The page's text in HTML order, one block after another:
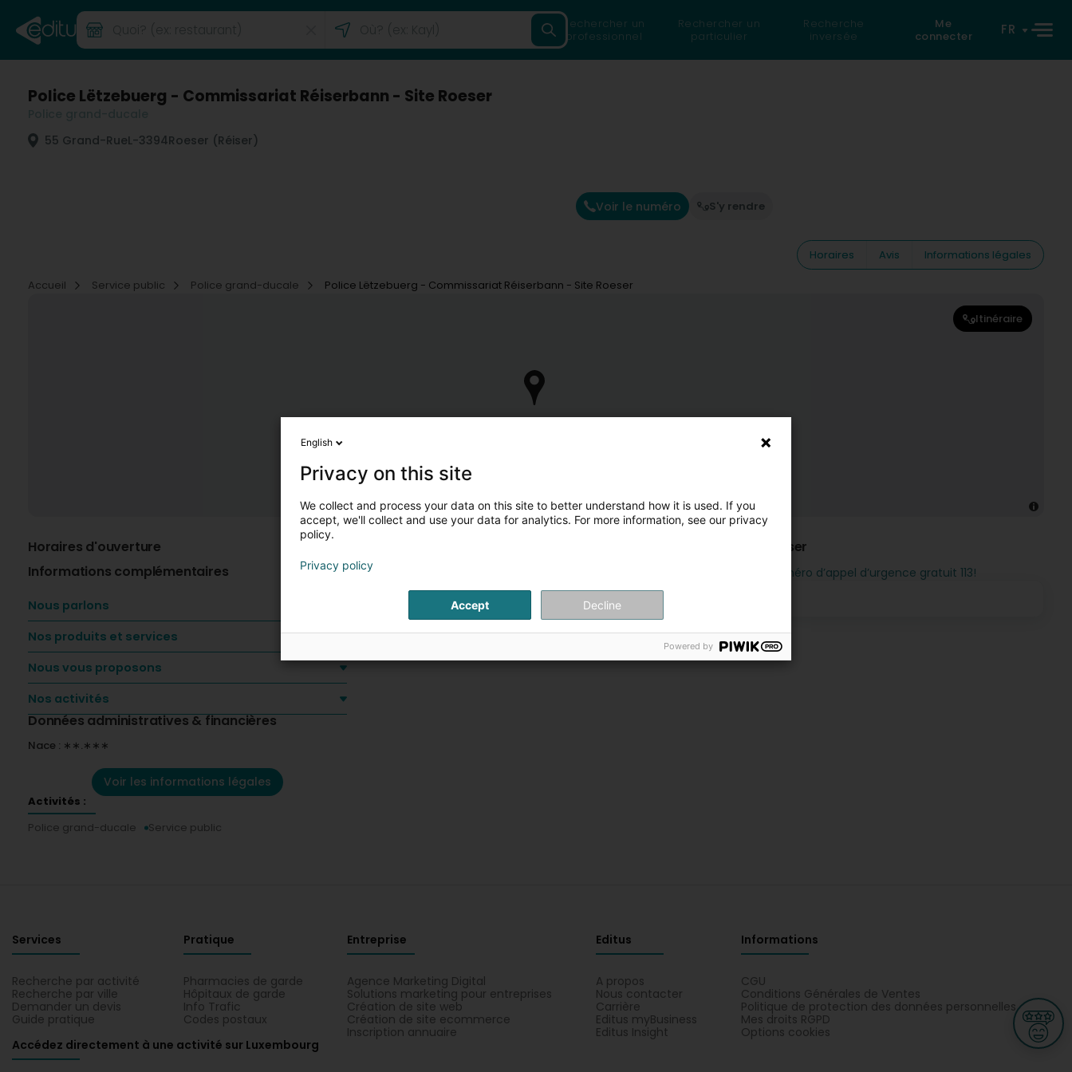
Rechercher un
professionnel
Rechercher un
particulier
Recherche
inversée
Me
connecter
FR
Police Lëtzebuerg - Commissariat Réiserbann - Site Roeser
55 Grand-RueL-3394Roeser (Réiser)
Voir le numéro S'y rendre
Horaires Avis
Informations légales
Accueil
Service public Police grand-ducale Police Lëtzebuerg - Commissariat Réiserbann - Site Roeser
Itinéraire
Horaires d'ouverture
Informations complémentaires
Nous parlons
Nos produits et services
Nous vous proposons
Nos activités
Données administratives & financières
Nace : ∗∗.∗∗∗
Voir les informations légales
A propos de Police Lëtzebuerg - Commissariat Réiserbann - Site Roeser
En cas d’urgence, de danger ou de menace, contactez immédiatement le numéro d’appel d’urgence gratuit 113!
Activités :
Police grand-ducale
Service public
Services
Recherche par activité
Recherche par ville
Demander un devis
Guide pratique
Pratique
Pharmacies de garde
Hôpitaux de garde
Info Trafic
Codes postaux
Entreprise
Agence Marketing Digital
Solutions marketing pour entreprises
Création de site web
Création de site ecommerce
Inscription annuaire
Editus
A propos
Nous contacter
Carrière
Editus myBusiness
Editus Insight
Informations
CGU
Conditions Générales de Ventes
Politique de protection des données personnelles
Mes droits RGPD
Options cookies
Accédez directement à une activité sur Luxembourg
English
Privacy on this site
We collect and process your data on this site to better understand how it is used. If you
accept, we'll collect and use your data for analytics. For more information, see our privacy
policy.
Privacy policy
Accept Decline
Powered by